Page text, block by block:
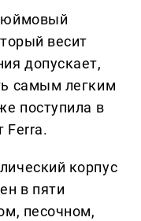
весит
допускает,
самым легким
поступила в
Ferra.
корпус
в пяти
песочном,